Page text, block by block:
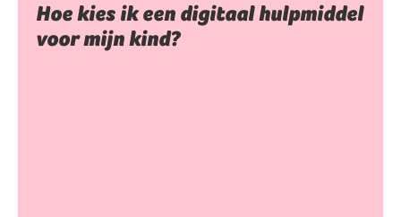
Hoe kies ik een digitaal hulpmiddel
voor mijn kind?